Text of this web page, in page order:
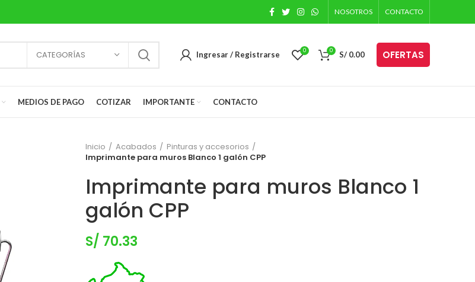
NOSOTROS CONTACTO
CATEGORÍAS Ingresar / Registrarse 0 0 S/ 0.00 OFERTAS
MEDIOS DE PAGO COTIZAR IMPORTANTE CONTACTO
Inicio Acabados
Pinturas y accesorios
Imprimante para muros Blanco 1 galón CPP
Imprimante para muros Blanco 1
galón CPP
S/ 70.33